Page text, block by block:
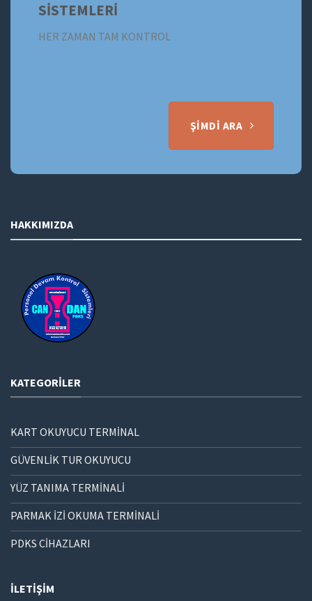
SİSTEMLERİ
HER ZAMAN TAM KONTROL
ŞIMDI ARA
HAKKIMIZDA
KATEGORILER
KART OKUYUCU TERMİNAL
GÜVENLİK TUR OKUYUCU
YÜZ TANIMA TERMİNALİ
PARMAK İZİ OKUMA TERMİNALİ
PDKS CİHAZLARI
İLETIŞIM